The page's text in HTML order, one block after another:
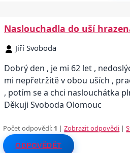
Naslouchadla do uší
Jiří Svoboda
Dobrý den , je mi 62 let ,
mi nepřetržitě v obou uších ,
, potím se a chci naslouchátka
Děkuji Svoboda Olomouc
Počet odpovědí: 1 |Zobrazit odpovědi |
ODPOVĚDĚT